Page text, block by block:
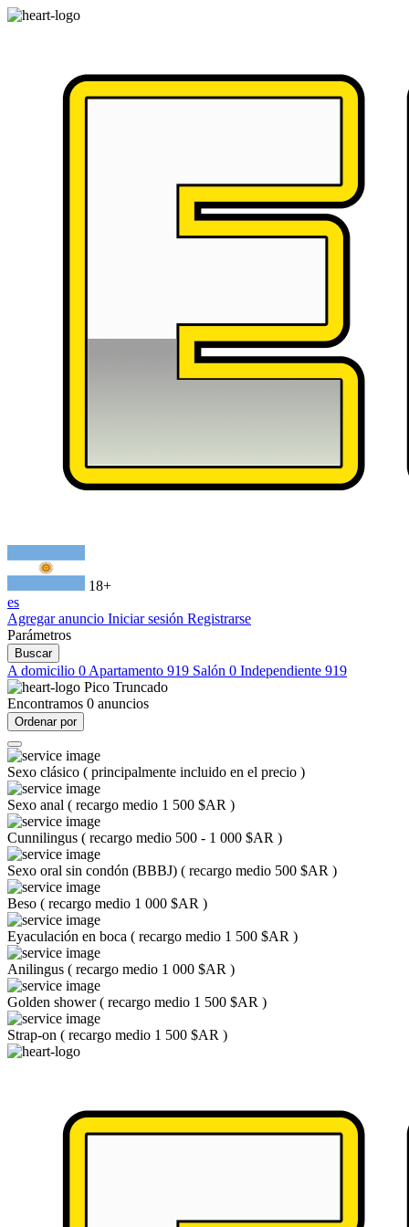
18+
es
Agregar anuncio Iniciar sesión Registrarse
Parámetros
Buscar
A domicilio 0 Apartamento 919 Salón 0 Independiente 919
Pico Truncado
Encontramos 0 anuncios
Ordenar por
Sexo clásico ( principalmente incluido en el precio )
Sexo anal ( recargo medio 1 500 $AR )
Cunnilingus ( recargo medio 500 - 1 000 $AR )
Sexo oral sin condón (BBBJ) ( recargo medio 500 $AR )
Beso ( recargo medio 1 000 $AR )
Eyaculación en boca ( recargo medio 1 500 $AR )
Anilingus ( recargo medio 1 000 $AR )
Golden shower( recargo medio 1 500 $AR )
Strap-on ( recargo medio 1 500 $AR )